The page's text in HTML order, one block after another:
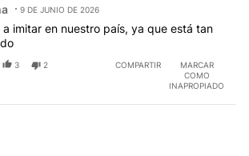
9 DE JUNIO DE 2026
a imitar en nuestro país, ya que está tan
3 2 COMPARTIR
MARCAR
COMO
INAPROPIADO